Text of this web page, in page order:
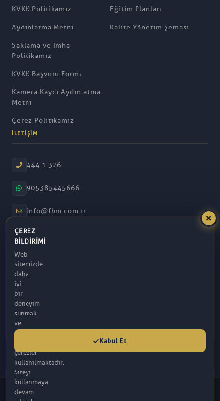
KVKK Politikamız
Aydınlatma Metni
Saklama ve İmha
Politikamız
KVKK Başvuru Formu
Kamera Kaydı Aydınlatma
Metni
Çerez Politikamız
Eğitim Planları
Kalite Yönetim Şeması
İLETIŞIM
444 1 326
905385445666
info@fbm.com.tr
08:30 – 17:30
Atakum / Samsun
© 2026 FBM. Tüm hakları saklıdır. İçerik, FBM (R) Tarafından
Sağlanmaktadır.
ÇEREZ
BILDIRIMI
Web
sitemizde
daha
iyi
bir
deneyim
sunmak
ve
analitik
çerezler
kullanılmaktadır.
Siteyi
kullanmaya
devam
Kabul Et